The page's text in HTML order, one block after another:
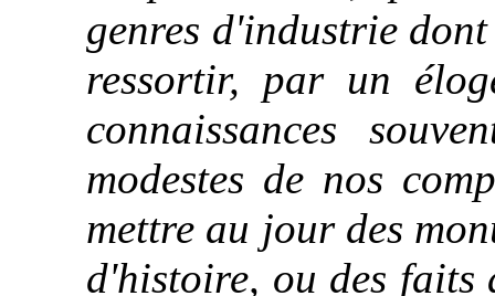
genres d'industrie
ressortir, par un
connaissances
modestes de nos
mettre au jour des
d'histoire, ou des